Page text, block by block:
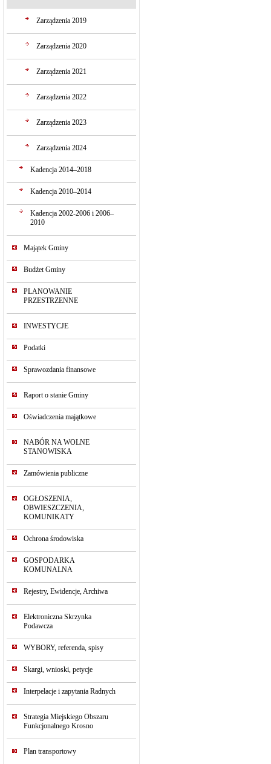
Zarządzenia 2019
Zarządzenia 2020
Zarządzenia 2021
Zarządzenia 2022
Zarządzenia 2023
Zarządzenia 2024
Kadencja 2014–2018
Kadencja 2010–2014
Kadencja 2002-2006 i 2006–
2010
Majątek Gminy
Budżet Gminy
PLANOWANIE
PRZESTRZENNE
INWESTYCJE
Podatki
Sprawozdania finansowe
Raport o stanie Gminy
Oświadczenia majątkowe
NABÓR NA WOLNE
STANOWISKA
Zamówienia publiczne
OGŁOSZENIA,
OBWIESZCZENIA,
KOMUNIKATY
Ochrona środowiska
GOSPODARKA
KOMUNALNA
Rejestry, Ewidencje, Archiwa
Elektroniczna Skrzynka
Podawcza
WYBORY, referenda, spisy
Skargi, wnioski, petycje
Interpelacje i zapytania Radnych
Strategia Miejskiego Obszaru
Funkcjonalnego Krosno
Plan transportowy